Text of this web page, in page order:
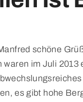
schöne
waren im Juli
es gibt hohe